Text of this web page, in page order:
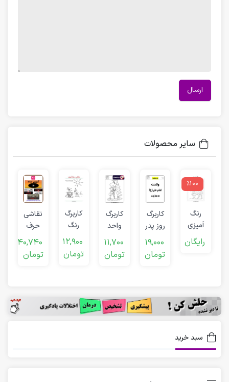
سایر محصولات
٪100
رنگ
آمیزی
پیش
دبستانی
رایگان
کاربرگ
روز پدر
(ولادت
امام
علی)
19,000
تومان
کاربرگ
واحد
کار
(زمستان)
11,700
تومان
کاربرگ
رنگ
آمیزی
مهد
کودک
12,900
تومان
نقاشی
حرف
(ط)
40,740
تومان
سبد خرید